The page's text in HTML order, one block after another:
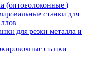
(оптоволоконные )
станки для
для резки металла и
станки